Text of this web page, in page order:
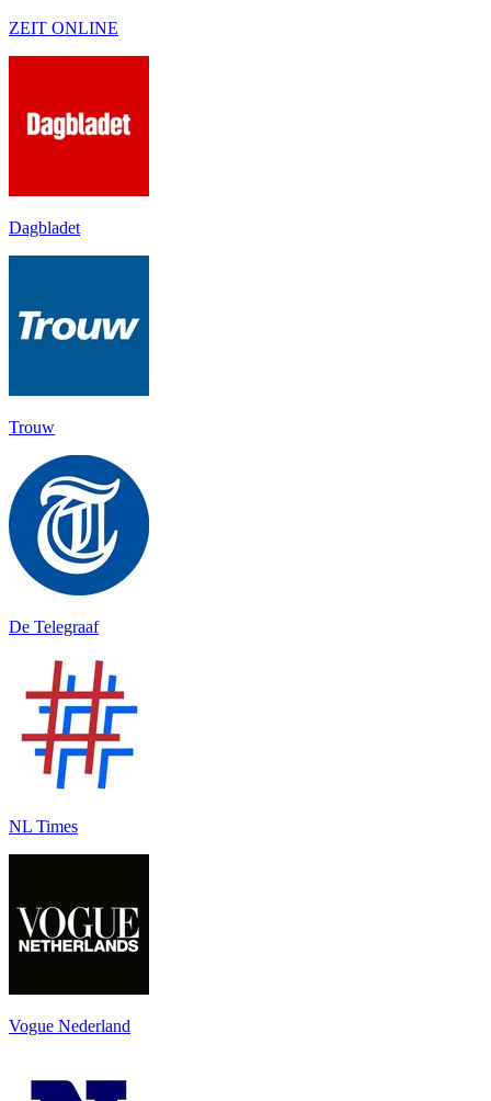
ZEIT ONLINE
Dagbladet
Trouw
De Telegraaf
NL Times
Vogue Nederland